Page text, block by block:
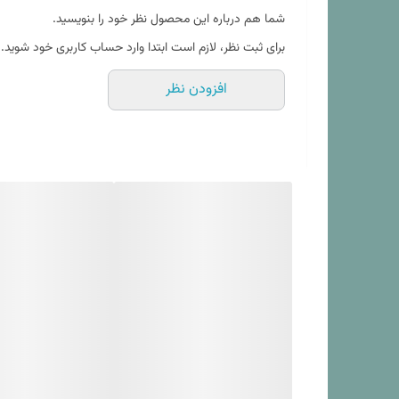
سایز روبالشی
*همانطور که در مشخصات کالا ذکر شده جهت شستشوی این محصول از آب سرد (دمای ۳۰ درجه )
* طرح روی ملحفه همان طرح روی لحاف در عکس
شما هم درباره این محصول نظر خود را بنویسید.
برای ثبت نظر، لازم است ابتدا وارد حساب کاربری خود شوید.
افزودن نظر